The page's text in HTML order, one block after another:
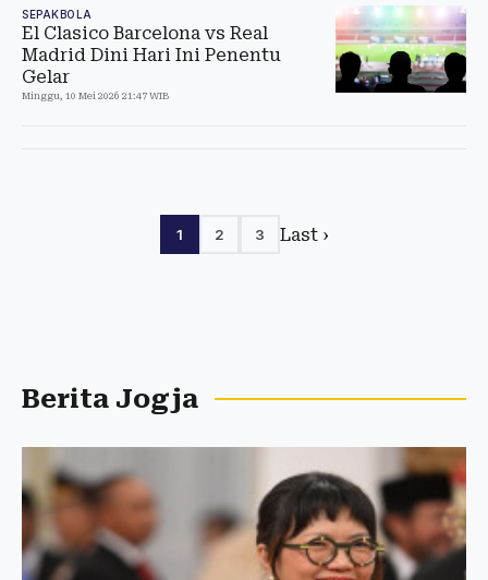
SEPAKBOLA
El Clasico Barcelona vs Real
Madrid Dini Hari Ini Penentu
Gelar
Minggu, 10 Mei 2026 21:47 WIB
1 2 3 Last ›
Berita Jogja